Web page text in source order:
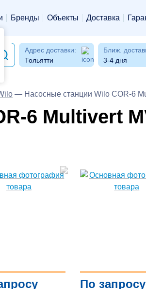
Бренды Объекты Доставка
Адрес доставки:
Тольятти
Ближ.
3-4 дня
— Насосные станции Wilo COR-6
6 Multivert
По запросу